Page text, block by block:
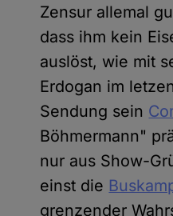
Zensur allemal
dass ihm kein
auslöst, wie mit
Erdogan im
Sendung sein
Böhmermann"
nur aus Show-
einst die
grenzender